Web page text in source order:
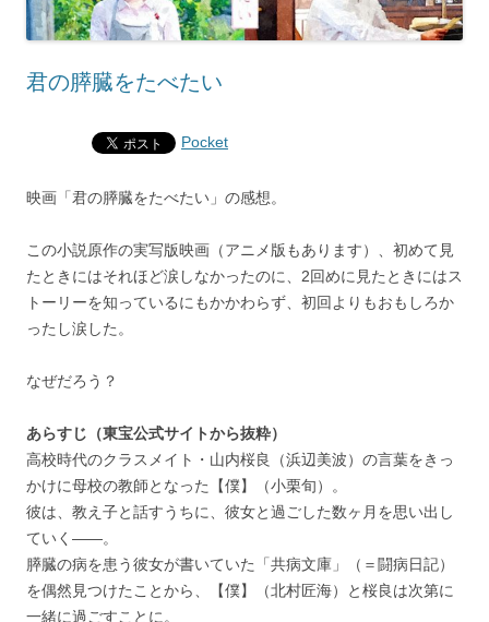
君の膵臓をたべたい
Pocket
映画「君の膵臓をたべたい」の感想。
この小説原作の実写版映画（アニメ版もあります）、初めて見
たときにはそれほど涙しなかったのに、2回めに見たときにはス
トーリーを知っているにもかかわらず、初回よりもおもしろか
ったし涙した。
なぜだろう？
あらすじ（東宝公式サイトから抜粋）
高校時代のクラスメイト・山内桜良（浜辺美波）の言葉をきっ
かけに母校の教師となった【僕】（小栗旬）。
彼は、教え子と話すうちに、彼女と過ごした数ヶ月を思い出し
ていく――。
膵臓の病を患う彼女が書いていた「共病文庫」（＝闘病日記）
を偶然見つけたことから、【僕】（北村匠海）と桜良は次第に
一緒に過ごすことに。